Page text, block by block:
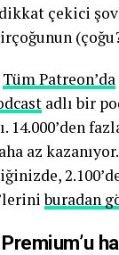
çekici
Tüm Patreon’da
adlı bir
14.000’den
az
buradan